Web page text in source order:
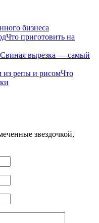
бизнеса
Что приготовить на
Свиная вырезка — самый
Что
звездочкой,